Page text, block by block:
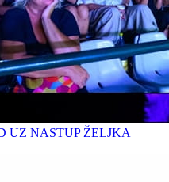
UZ NASTUP ŽELJKA